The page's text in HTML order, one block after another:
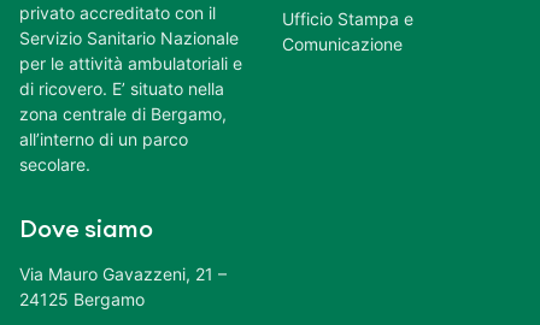
privato accreditato con il
Servizio Sanitario Nazionale
per le attività ambulatoriali e
di ricovero. E’ situato nella
zona centrale di Bergamo,
all’interno di un parco
secolare.
Dove siamo
Via Mauro Gavazzeni, 21 –
24125 Bergamo
Ufficio Stampa e
Comunicazione